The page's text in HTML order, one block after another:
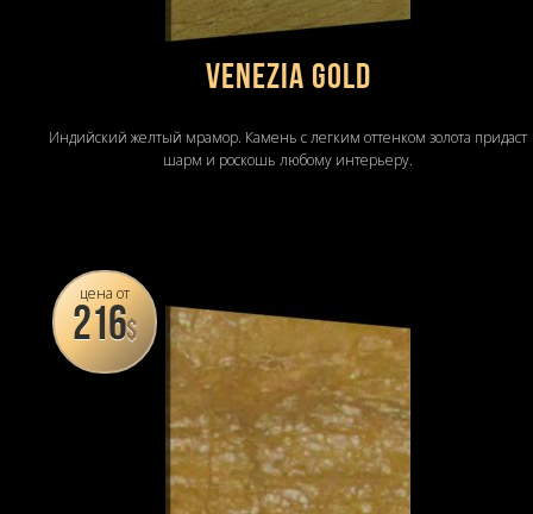
VENEZIA GOLD
Индийский желтый мрамор. Камень с легким оттенком золота придаст
шарм и роскошь любому интерьеру.
цена от
216$